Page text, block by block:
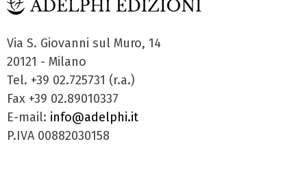
Via S. Giovanni sul Muro, 14
20121 - Milano
Tel. +39 02.725731 (r.a.)
Fax +39 02.89010337
E-mail: info@adelphi.it
P.IVA 00882030158